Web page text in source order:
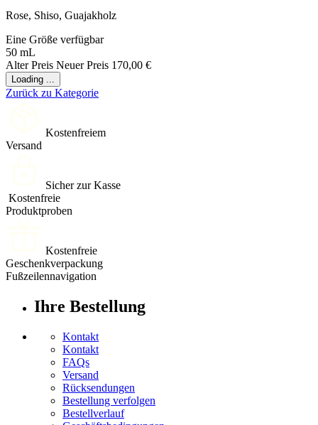
Rose, Shiso, Guajakholz
Eine Größe verfügbar
50 mL
Alter Preis Neuer Preis 170,00 €
Loading ...
Zurück zu Kategorie
Kostenfreiem
Versand
Sicher zur Kasse
Kostenfreie
Produktproben
Kostenfreie
Geschenkverpackung
Fußzeilennavigation
Ihre Bestellung
Kontakt
Kontakt
FAQs
Versand
Rücksendungen
Bestellung verfolgen
Bestellverlauf